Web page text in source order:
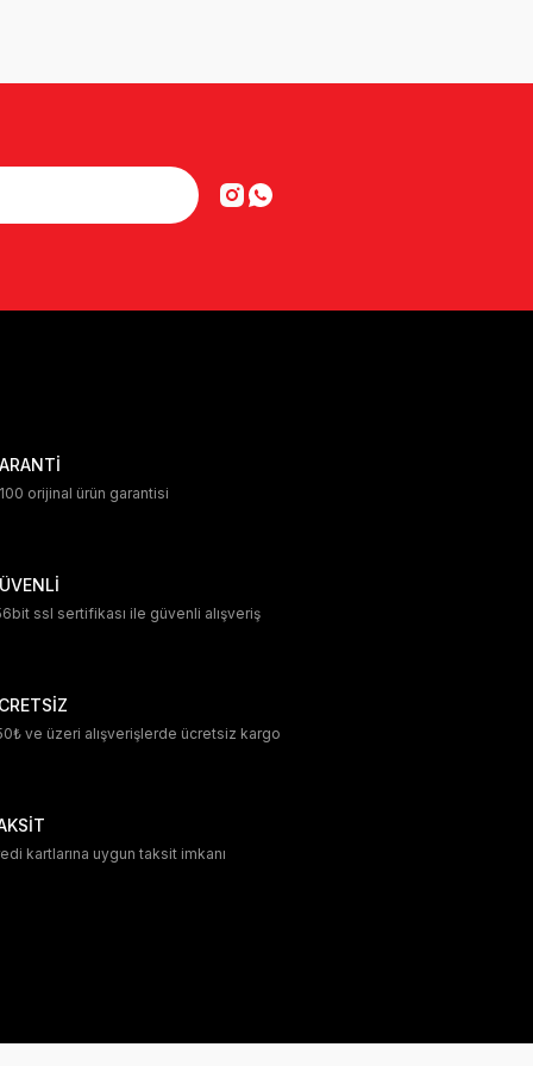
orijinal ürün garantisi
ssl sertifikası ile güvenli alışveriş
ve üzeri alışverişlerde ücretsiz kargo
kartlarına uygun taksit imkanı